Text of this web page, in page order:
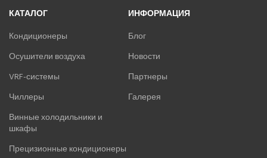
КАТАЛОГ
Кондиционеры
Осушители воздуха
VRF-системы
Чиллеры
Винные холодильники и
шкафы
Прецизионные кондиционеры
ИНФОРМАЦИЯ
Блог
Новости
Партнеры
Галерея